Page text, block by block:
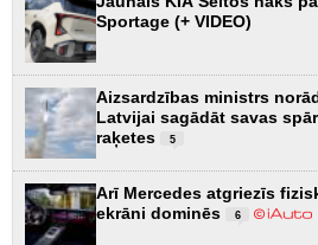
Sportage (+ VIDEO)
Aizsardzības ministrs
Latvijai sagādāt savas
raķetes
5
Arī Mercedes atgriezīs
ekrāni dominēs
6